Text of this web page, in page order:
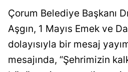
Çorum Belediye Başkanı
Aşgın, 1 Mayıs Emek ve
dolayısıyla bir mesaj
mesajında, “Şehrimizin